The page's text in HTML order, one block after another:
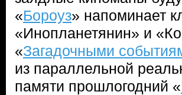
«Бороуз» напоминает
«Инопланетянин» и
«Загадочными
из параллельной
памяти прошлогодний «